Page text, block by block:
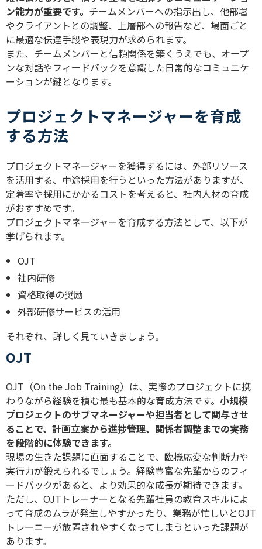
ン能力が重要です。 チームメンバーへの指示出し、他部署
やクライアントとの調整、上層部への報告など、場面ごと
に最適な伝達手段や表現力が求められます。
また、チームメンバーと信頼関係を築くうえでも、オープ
ンな対話やフィードバックを意識した日常的なコミュニケ
ーションが鍵となります。
プロジェクトマネージャーを育成
する方法
プロジェクトマネージャーを獲得するには、外部リソース
を活用する、中途採用を行うといった方法がありますが、
定着率や採用にかかるコストを考えると、社内人材の育成
がおすすめです。
プロジェクトマネージャーを育成する方法として、以下が
挙げられます。
OJT
社内研修
資格取得の奨励
外部研修サービスの活用
それぞれ、詳しく見ていきましょう。
OJT
OJT（On the Job Training）は、実際のプロジェクトに携
わりながら経験を積む最も基本的な育成方法です。 小規模
プロジェクトのサブマネージャーや担当者として関与させ
ることで、計画立案から進捗管理、関係者調整までの実務
を段階的に体験できます。
現場の生きた課題に直面することで、臨機応変な判断力や
実行力が鍛えられるでしょう。経験豊富な先輩からのフィ
ードバックがあると、より効果的な成長が期待できます。
ただし、OJTトレーナーとなる先輩社員の教育スキルによ
って育成のムラが発生しやすかったり、業務が忙しいとOJT
トレーニーが放置されやすくなってしまうといった課題が
あります。